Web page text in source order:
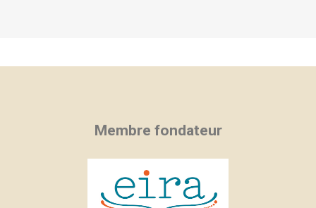
Membre fondateur